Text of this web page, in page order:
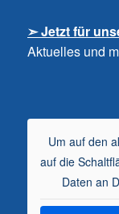
➣ Jetzt für
Aktuelles und
Um auf den
auf die
Daten an